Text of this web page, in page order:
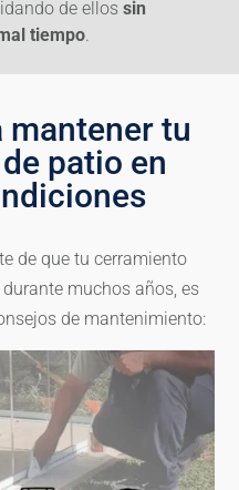
de ellossin
tiempo.
mantener tu
patio en
de que tu cerramiento
muchos años, es
de mantenimiento: